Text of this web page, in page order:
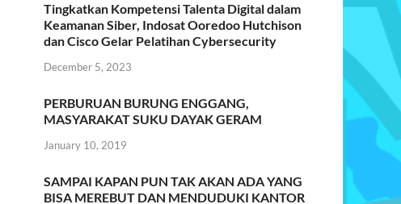
Tingkatkan Kompetensi Talenta Digital dalam
Keamanan Siber, Indosat Ooredoo Hutchison
dan Cisco Gelar Pelatihan Cybersecurity
December 5, 2023
PERBURUAN BURUNG ENGGANG,
MASYARAKAT SUKU DAYAK GERAM
January 10, 2019
SAMPAI KAPAN PUN TAK AKAN ADA YANG
BISA MEREBUT DAN MENDUDUKI KANTOR